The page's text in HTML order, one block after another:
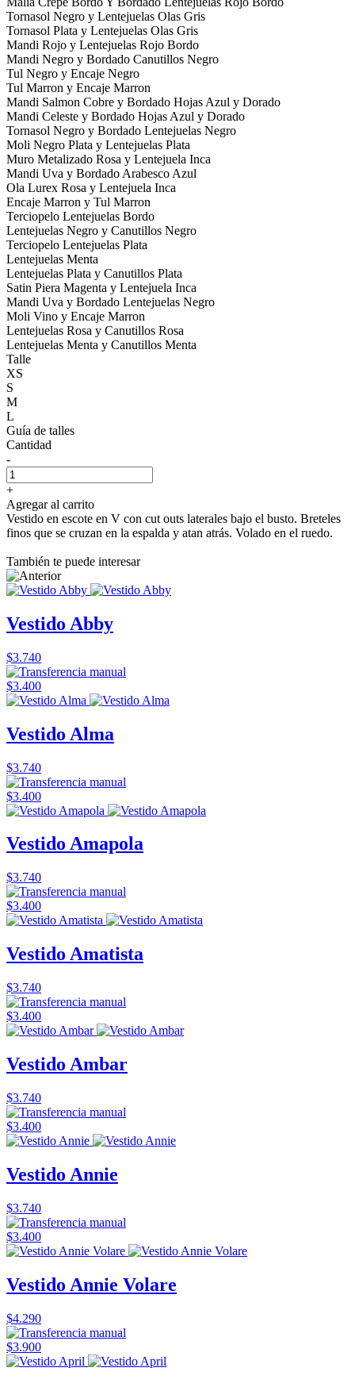
Tornasol Negro y Lentejuelas Olas Gris
Tornasol Plata y Lentejuelas Olas Gris
Mandi Rojo y Lentejuelas Rojo Bordo
Mandi Negro y Bordado Canutillos Negro
Tul Negro y Encaje Negro
Tul Marron y Encaje Marron
Mandi Salmon Cobre y Bordado Hojas Azul y Dorado
Mandi Celeste y Bordado Hojas Azul y Dorado
Tornasol Negro y Bordado Lentejuelas Negro
Moli Negro Plata y Lentejuelas Plata
Muro Metalizado Rosa y Lentejuela Inca
Mandi Uva y Bordado Arabesco Azul
Ola Lurex Rosa y Lentejuela Inca
Encaje Marron y Tul Marron
Terciopelo Lentejuelas Bordo
Lentejuelas Negro y Canutillos Negro
Terciopelo Lentejuelas Plata
Lentejuelas Menta
Lentejuelas Plata y Canutillos Plata
Satin Piera Magenta y Lentejuela Inca
Mandi Uva y Bordado Lentejuelas Negro
Moli Vino y Encaje Marron
Lentejuelas Rosa y Canutillos Rosa
Lentejuelas Menta y Canutillos Menta
Talle
XS
S
M
L
Guía de talles
Cantidad
-
+
Agregar al carrito
Vestido en escote en V con cut outs laterales bajo el busto. Breteles
finos que se cruzan en la espalda y atan atrás. Volado en el ruedo.
También te puede interesar
Vestido Abby
$3.740
$3.400
Vestido Alma
$3.740
$3.400
Vestido Amapola
$3.740
$3.400
Vestido Amatista
$3.740
$3.400
Vestido Ambar
$3.740
$3.400
Vestido Annie
$3.740
$3.400
Vestido Annie Volare
$4.290
$3.900